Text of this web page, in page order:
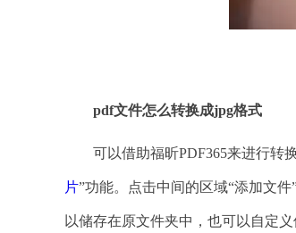
pdf文件怎么转换成jpg格式
可以借助福昕PDF365来进行转换
片”功能。点击中间的区域“添加文
以储存在原文件夹中，也可以自定